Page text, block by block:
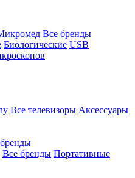
Все бренды
Биологические USB
Все телевизоры Аксессуары
Все бренды Портативные